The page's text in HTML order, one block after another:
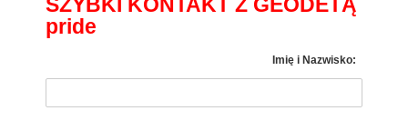
SZYBKI KONTAKT Z GEODETĄ
pride
Imię i Nazwisko: